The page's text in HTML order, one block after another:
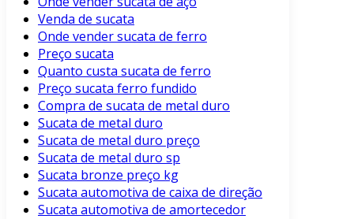
Venda de sucata
Onde vender sucata de ferro
Preço sucata
Quanto custa sucata de ferro
Preço sucata ferro fundido
Compra de sucata de metal duro
Sucata de metal duro
Sucata de metal duro preço
Sucata de metal duro sp
Sucata bronze preço kg
Sucata automotiva de caixa de direção
Sucata automotiva de amortecedor